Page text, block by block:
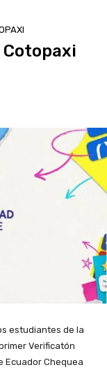
estudiantes de la
Verificatón
Ecuador Chequea